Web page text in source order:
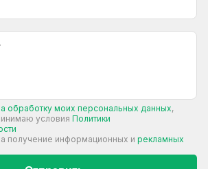
обработку моих персональных данных,
условия Политики
получение информационных и рекламных